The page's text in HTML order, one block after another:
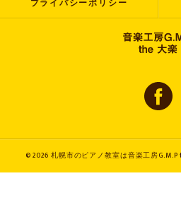
プライバシーポリシー
© 2026 札幌市のピアノ教室は音楽工房G.M.P